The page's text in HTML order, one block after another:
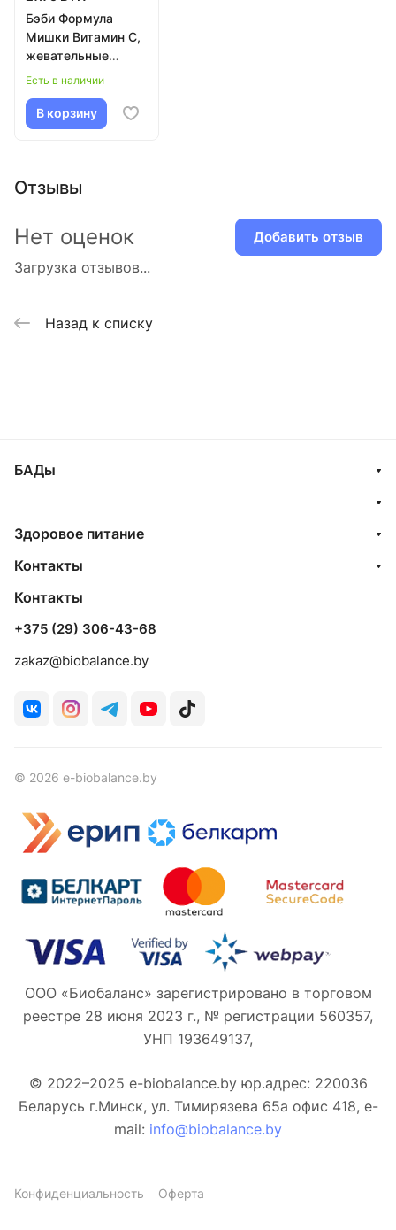
Бэби Формула
Мишки Витамин С,
жевательные
пастилки №30 по
Есть в наличии
В корзину
Отзывы
Загрузка отзывов...
Нет оценок Добавить отзыв
Назад к списку
БАДы
Здоровое питание
Контакты
Контакты
+375 (29) 306-43-68
zakaz@biobalance.by
© 2026 e-biobalance.by
ООО «Биобаланс» зарегистрировано в торговом
реестре 28 июня 2023 г., № регистрации 560357,
УНП 193649137,
© 2022–2025 e-biobalance.by юр.адрес: 220036
Беларусь г.Минск, ул. Тимирязева 65а офис 418, e-
mail: info@biobalance.by
Конфиденциальность Оферта